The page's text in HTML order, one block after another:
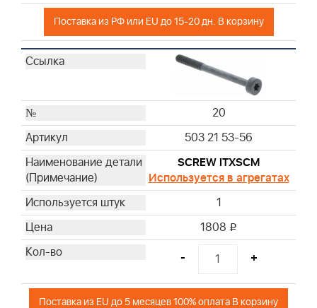
Поставка из РФ или EU до 15-20 дн. В корзину
20
503 21 53-56
SCREW ITXSCM
Используется в агрегатах
1
1808 i
- +
Поставка из EU до 5 месяцев 100% оплата В корзину